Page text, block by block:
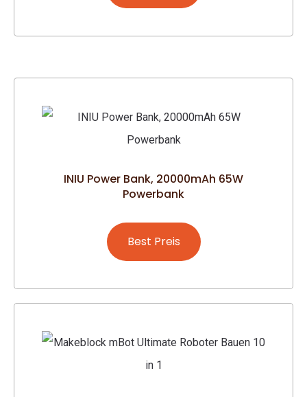
INIU Power Bank, 20000mAh 65W
Powerbank
Best Preis